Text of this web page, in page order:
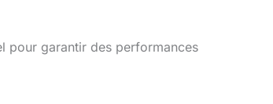
pour garantir des performances